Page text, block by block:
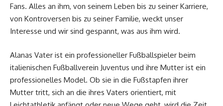
Fans. Alles an ihm, von seinem Leben bis zu seiner Karriere,
von Kontroversen bis zu seiner Familie, weckt unser
Interesse und wir sind gespannt, was aus ihm wird.
Alanas Vater ist ein professioneller Fußballspieler beim
italienischen Fußballverein Juventus und ihre Mutter ist ein
professionelles Model. Ob sie in die Fußstapfen ihrer
Mutter tritt, sich an die ihres Vaters orientiert, mit